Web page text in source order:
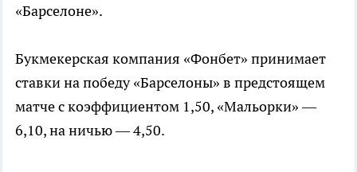
«Барселоне».
Букмекерская компания «Фонбет» принимает
ставки на победу «Барселоны» в предстоящем
матче с коэффициентом 1,50, «Мальорки» —
6,10, на ничью — 4,50.